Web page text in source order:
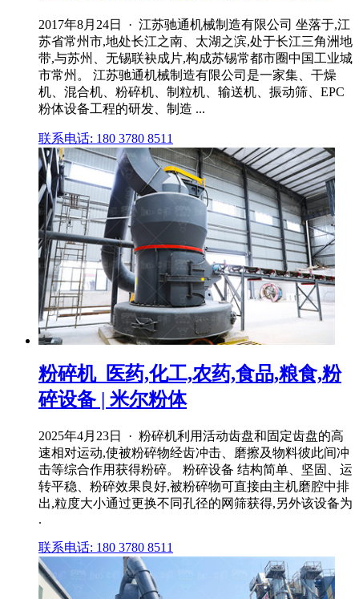
2017年8月24日 · 江苏驰通机械制造有限公司 坐落于,江
苏省常州市,地处长江之南、太湖之滨,处于长江三角洲地
带,与苏州、无锡联袂成片,构成苏锡常都市圈中国工业城
市常州。 江苏驰通机械制造有限公司是一家集、干燥
机、混合机、粉碎机、制粒机、输送机、振动筛、EPC
粉体设备工程的研发、制造 ...
联系电话: 180 3780 8511
粉碎机_医药,化工,农药,食品,粮食,粉
碎设备 | 米尔粉体
2025年4月23日 · 粉碎机利用活动齿盘和固定齿盘的高
速相对运动,使被粉碎物经齿冲击、磨擦及物料彼此间冲
击等综合作用获得粉碎。 粉碎设备 结构简单、坚固、运
转平稳、粉碎效果良好,被粉碎物可直接由主机磨腔中排
出,粒度大小通过更换不同孔径的网筛获得,另外该设备为
.
联系电话: 180 3780 8511